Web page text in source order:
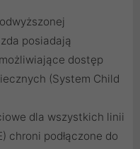
posiadają
dostęp
(System Child
dla wszystkich linii
chroni podłączone do